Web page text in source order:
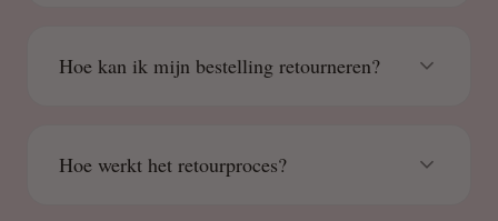
Hoe kan ik mijn bestelling retourneren?
Hoe werkt het retourproces?